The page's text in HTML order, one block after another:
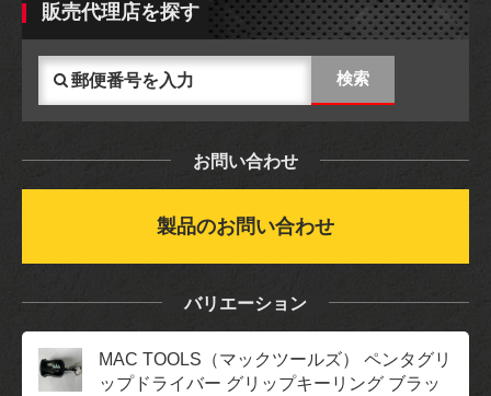
販売代理店を探す
お問い合わせ
製品のお問い合わせ
バリエーション
MAC TOOLS（マックツールズ） ペンタグリ
ップドライバー グリップキーリング ブラッ